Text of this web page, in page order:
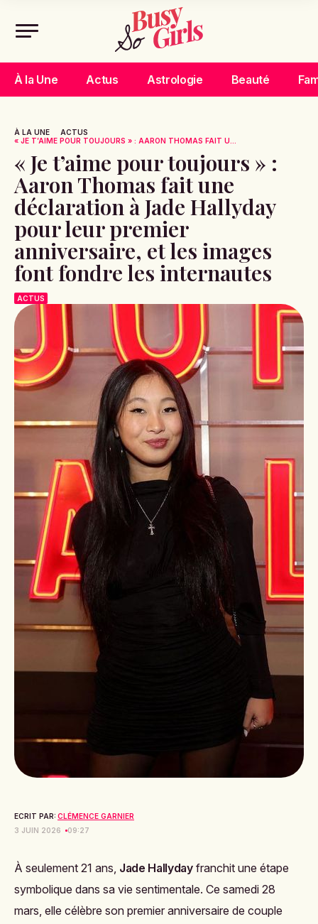
À la Une Actus Astrologie Beauté
À LA UNE
ACTUS
« JE T’AIME POUR TOUJOURS » : AARON THOMAS FAIT U...
« Je t’aime pour toujours » :
Aaron Thomas fait une
déclaration à Jade Hallyday
pour leur premier
anniversaire, et les images
font fondre les internautes
ACTUS
ECRIT PAR: CLÉMENCE GARNIER
3 JUIN 2026
09:27
À seulement 21 ans, Jade Hallydayfranchit une étape
symbolique dans sa vie sentimentale. Ce samedi 28
mars, elle célèbre son premier anniversaire de couple